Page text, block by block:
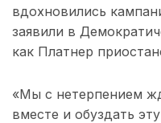
вдохновились
заявили в
как Платнер
«Мы с нетерпением
вместе и обуздать